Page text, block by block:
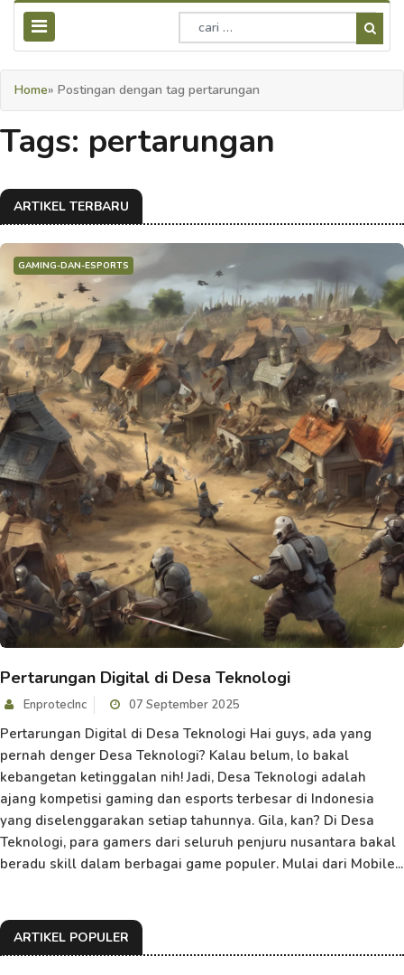
Home» Postingan dengan tag pertarungan
Tags: pertarungan
ARTIKEL TERBARU
GAMING-DAN-ESPORTS
Pertarungan Digital di Desa Teknologi
EnprotecInc 07 September 2025
Pertarungan Digital di Desa Teknologi Hai guys, ada yang
pernah denger Desa Teknologi? Kalau belum, lo bakal
kebangetan ketinggalan nih! Jadi, Desa Teknologi adalah
ajang kompetisi gaming dan esports terbesar di Indonesia
yang diselenggarakan setiap tahunnya. Gila, kan? Di Desa
Teknologi, para gamers dari seluruh penjuru nusantara bakal
beradu skill dalam berbagai game populer. Mulai dari Mobile...
ARTIKEL POPULER